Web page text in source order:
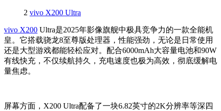
2 vivo X200 Ultra
vivo X200 Ultra是2025年影像旗舰中极具竞争力的一款全能机
皇。它搭载骁龙8至尊版处理器，性能强劲，无论是日常使用
还是大型游戏都能轻松应对。配合6000mAh大容量电池和90W
有线快充，不仅续航持久，充电速度也极为高效，彻底缓解电
量焦虑。
屏幕方面，X200 Ultra配备了一块6.82英寸的2K分辨率等深四